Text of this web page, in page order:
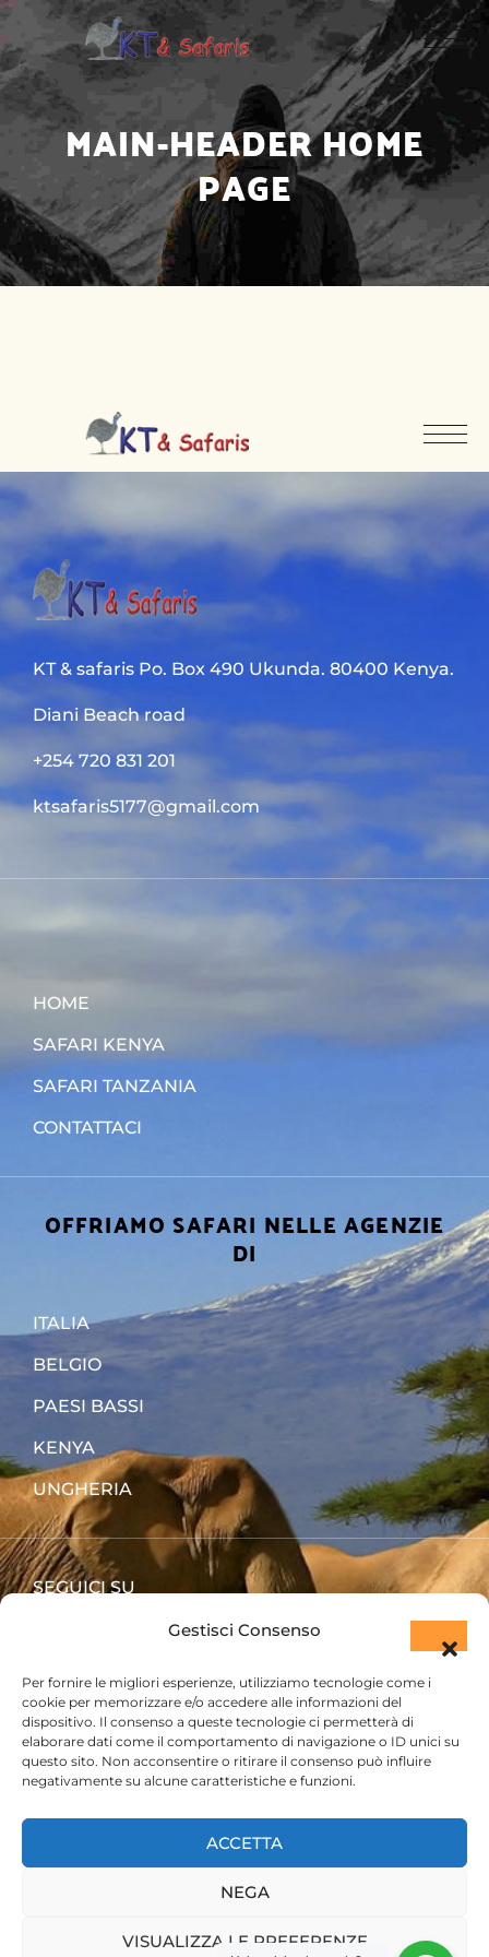
Gestisci Consenso
Per fornire le migliori esperienze, utilizziamo tecnologie come i
cookie per memorizzare e/o accedere alle informazioni del
dispositivo. Il consenso a queste tecnologie ci permetterà di
elaborare dati come il comportamento di navigazione o ID unici su
questo sito. Non acconsentire o ritirare il consenso può influire
negativamente su alcune caratteristiche e funzioni.
ACCETTA
NEGA
VISUALIZZA LE PREFERENZE
MAIN-HEADER HOME
PAGE
KT & safaris Po. Box 490 Ukunda. 80400 Kenya.
Diani Beach road
+254 720 831 201
ktsafaris5177@gmail.com
HOME
SAFARI KENYA
SAFARI TANZANIA
CONTATTACI
OFFRIAMO SAFARI NELLE AGENZIE
DI
ITALIA
BELGIO
PAESI BASSI
KENYA
UNGHERIA
SEGUICI SU
PRENOTA SUBITO IL TUO SAFARI